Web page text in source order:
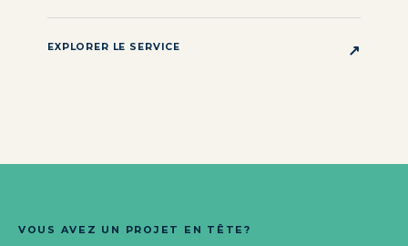
EXPLORER LE SERVICE ↗
VOUS AVEZ UN PROJET EN TÊTE?